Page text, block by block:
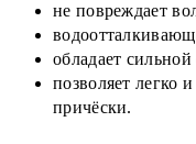
не повреждает
обладает
позволяет легко
причёски.